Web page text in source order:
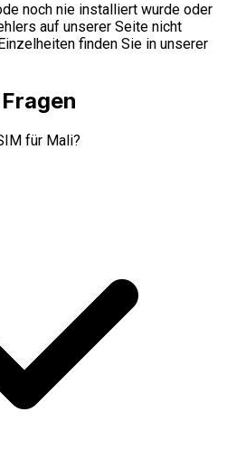
noch nie installiert wurde oder
auf unserer Seite nicht
finden Sie in unserer
für Mali?